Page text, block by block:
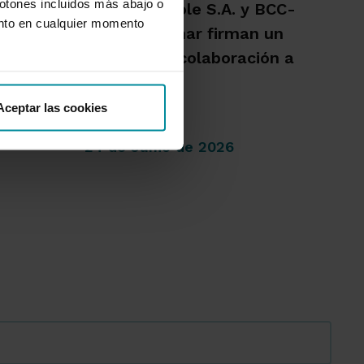
incluidos más abajo o
en cualquier momento
las cookies
y el
Crédit Agricole S.A. y BCC-
Grupo Cajamar firman un
acuerdo de colaboración a
largo plazo
24 de Junio de 2026